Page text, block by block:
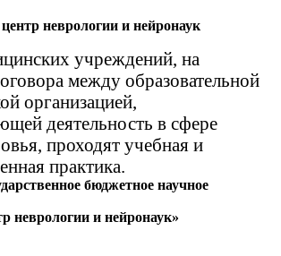
неврологии и нейронаук
учреждений, на
между образовательной
организацией,
деятельность в сфере
проходят учебная и
практика.
бюджетное научное
неврологии и нейронаук»